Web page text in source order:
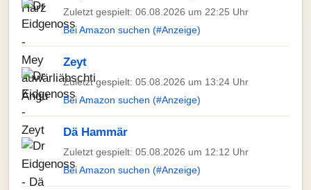
Zuletzt gespielt: 06.08.2026 um 22:25 Uhr
Bei Amazon suchen (#Anzeige)
Zeyt
Zuletzt gespielt: 05.08.2026 um 13:24 Uhr
Bei Amazon suchen (#Anzeige)
Dä Hammär
Zuletzt gespielt: 05.08.2026 um 12:12 Uhr
Bei Amazon suchen (#Anzeige)